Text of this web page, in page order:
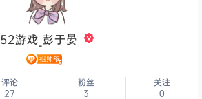
52游戏_彭于晏
评论
27
粉丝
3
关注
0